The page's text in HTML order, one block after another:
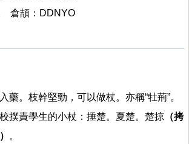
倉頡：DDNYO
藥。枝幹堅勁，可以做杖。亦稱“牡荊”。
撲責學生的小杖：捶楚。夏楚。楚掠 （拷
。